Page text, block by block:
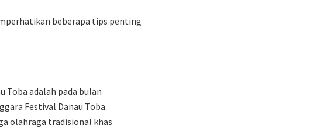
beberapa tips penting
Toba adalah pada bulan
Festival Danau Toba.
olahraga tradisional khas